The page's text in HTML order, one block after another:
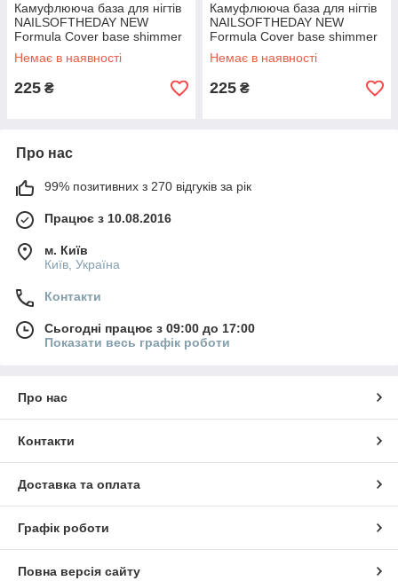
Камуфлююча база для нігтів
NAILSOFTHEDAY NEW
Formula Cover base shimmer
29, 10 мл
Немає в наявності
225 ₴
Камуфлююча база для нігтів
NAILSOFTHEDAY NEW
Formula Cover base shimmer
30, 10 мл
Немає в наявності
225 ₴
Про нас
99% позитивних з 270 відгуків за рік
Працює з 10.08.2016
м. Київ
Київ, Україна
Контакти
Сьогодні працює з 09:00 до 17:00
Показати весь графік роботи
Про нас
Контакти
Доставка та оплата
Графік роботи
Повна версія сайту